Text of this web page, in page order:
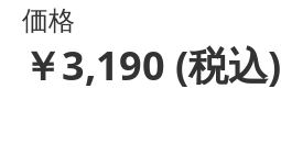
価格
￥3,190 (税込)